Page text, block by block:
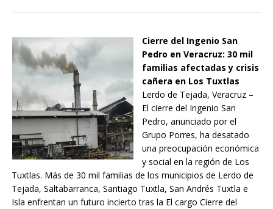
Cierre del Ingenio San
Pedro en Veracruz: 30 mil
familias afectadas y crisis
cañera en Los Tuxtlas
Lerdo de Tejada, Veracruz –
El cierre del Ingenio San
Pedro, anunciado por el
Grupo Porres, ha desatado
una preocupación económica
y social en la región de Los
Tuxtlas. Más de 30 mil familias de los municipios de Lerdo de
Tejada, Saltabarranca, Santiago Tuxtla, San Andrés Tuxtla e
Isla enfrentan un futuro incierto tras la El cargo Cierre del